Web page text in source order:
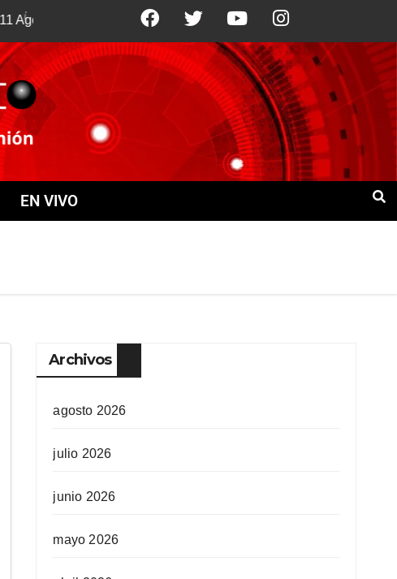
+22°C 12 Ago +22°C 13 Ago
EN VIVO
Archivos
agosto 2026
julio 2026
junio 2026
mayo 2026